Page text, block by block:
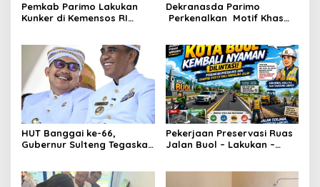
Pemkab Parimo Lakukan
Kunker di Kemensos RI
Dekranasda Parimo
Perkenalkan Motif Khas
Dekranas
HUT Banggai ke-66,
Gubernur Sulteng Tegaskan
Pekerjaan Preservasi Ruas
Jalan Buol – Lakukan –